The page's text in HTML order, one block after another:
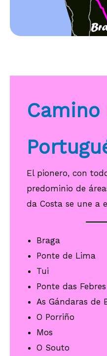
El pionero, con
predominio de
da Costa se une a
Braga
Ponte de Lima
Tui
Ponte das Febres
As Gándaras de
O Porriño
Mos
O Souto